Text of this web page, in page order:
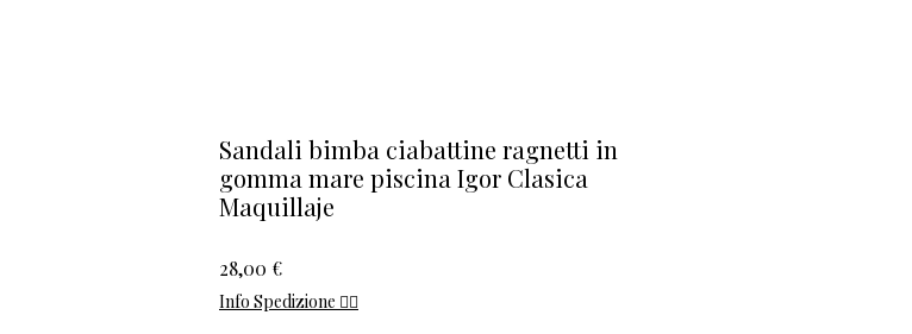
Sandali bimba ciabattine ragnetti in
gomma mare piscina Igor Clasica
Maquillaje
28,00 €Prezzo
Info Spedizione 👈🏻